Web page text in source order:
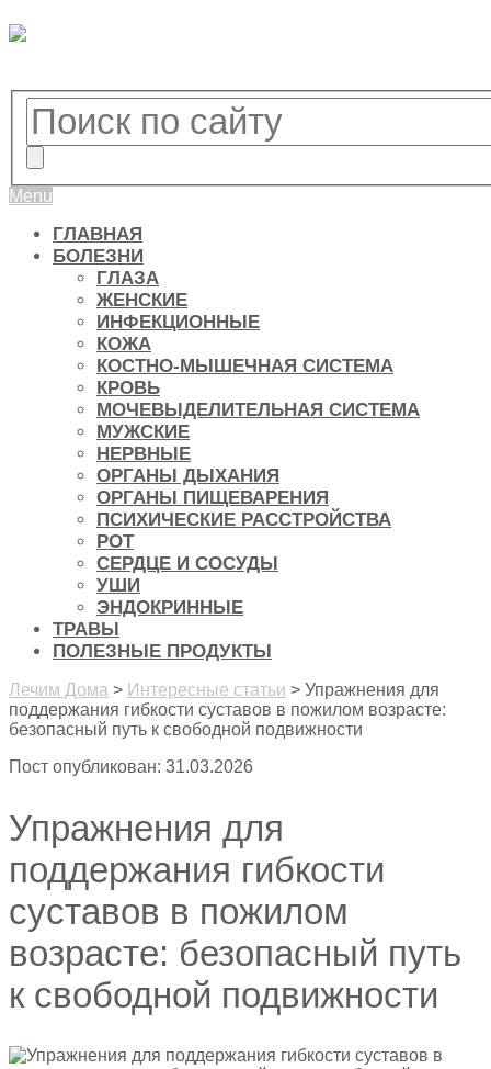
Menu
ГЛАВНАЯ
БОЛЕЗНИ
ГЛАЗА
ЖЕНСКИЕ
ИНФЕКЦИОННЫЕ
КОЖА
КОСТНО-МЫШЕЧНАЯ СИСТЕМА
КРОВЬ
МОЧЕВЫДЕЛИТЕЛЬНАЯ СИСТЕМА
МУЖСКИЕ
НЕРВНЫЕ
ОРГАНЫ ДЫХАНИЯ
ОРГАНЫ ПИЩЕВАРЕНИЯ
ПСИХИЧЕСКИЕ РАССТРОЙСТВА
РОТ
СЕРДЦЕ И СОСУДЫ
УШИ
ЭНДОКРИННЫЕ
ТРАВЫ
ПОЛЕЗНЫЕ ПРОДУКТЫ
Лечим Дома > Интересные статьи > Упражнения для
поддержания гибкости суставов в пожилом возрасте:
безопасный путь к свободной подвижности
Пост опубликован: 31.03.2026
Упражнения для
поддержания гибкости
суставов в пожилом
возрасте: безопасный путь
к свободной подвижности